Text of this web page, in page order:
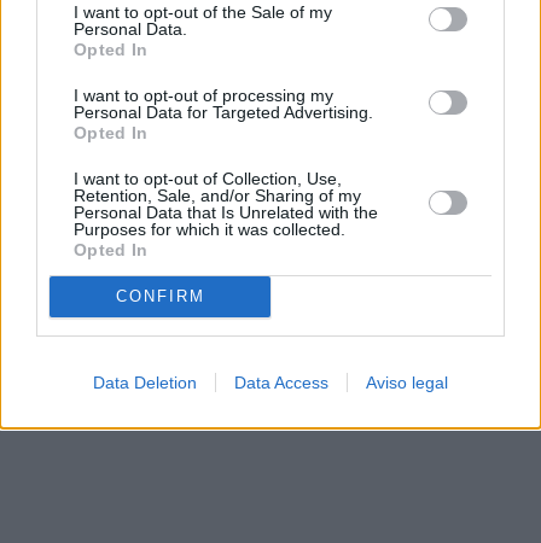
cualquier momento entrando de nuevo en este sitio web o
visitando nuestra política de privacidad.
I want to opt-out of the Sale of my
Personal Data.
Opted In
I want to opt-out of processing my
Personal Data for Targeted Advertising.
Opted In
I want to opt-out of Collection, Use,
Retention, Sale, and/or Sharing of my
Personal Data that Is Unrelated with the
Purposes for which it was collected.
Opted In
CONFIRM
Data Deletion Data Access Aviso legal